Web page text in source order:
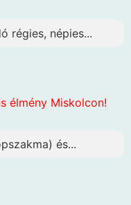
régies, népies...
élmény Miskolcon!
és...